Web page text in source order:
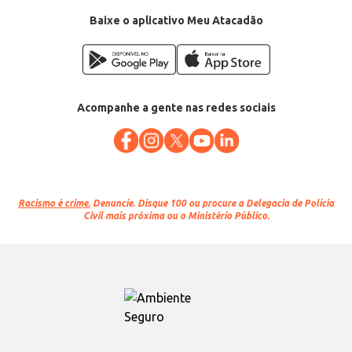
Baixe o aplicativo Meu Atacadão
Acompanhe a gente nas redes sociais
Racismo é crime. Denuncie. Disque 100 ou procure a Delegacia de Polícia
Civil mais próxima ou o Ministério Público.